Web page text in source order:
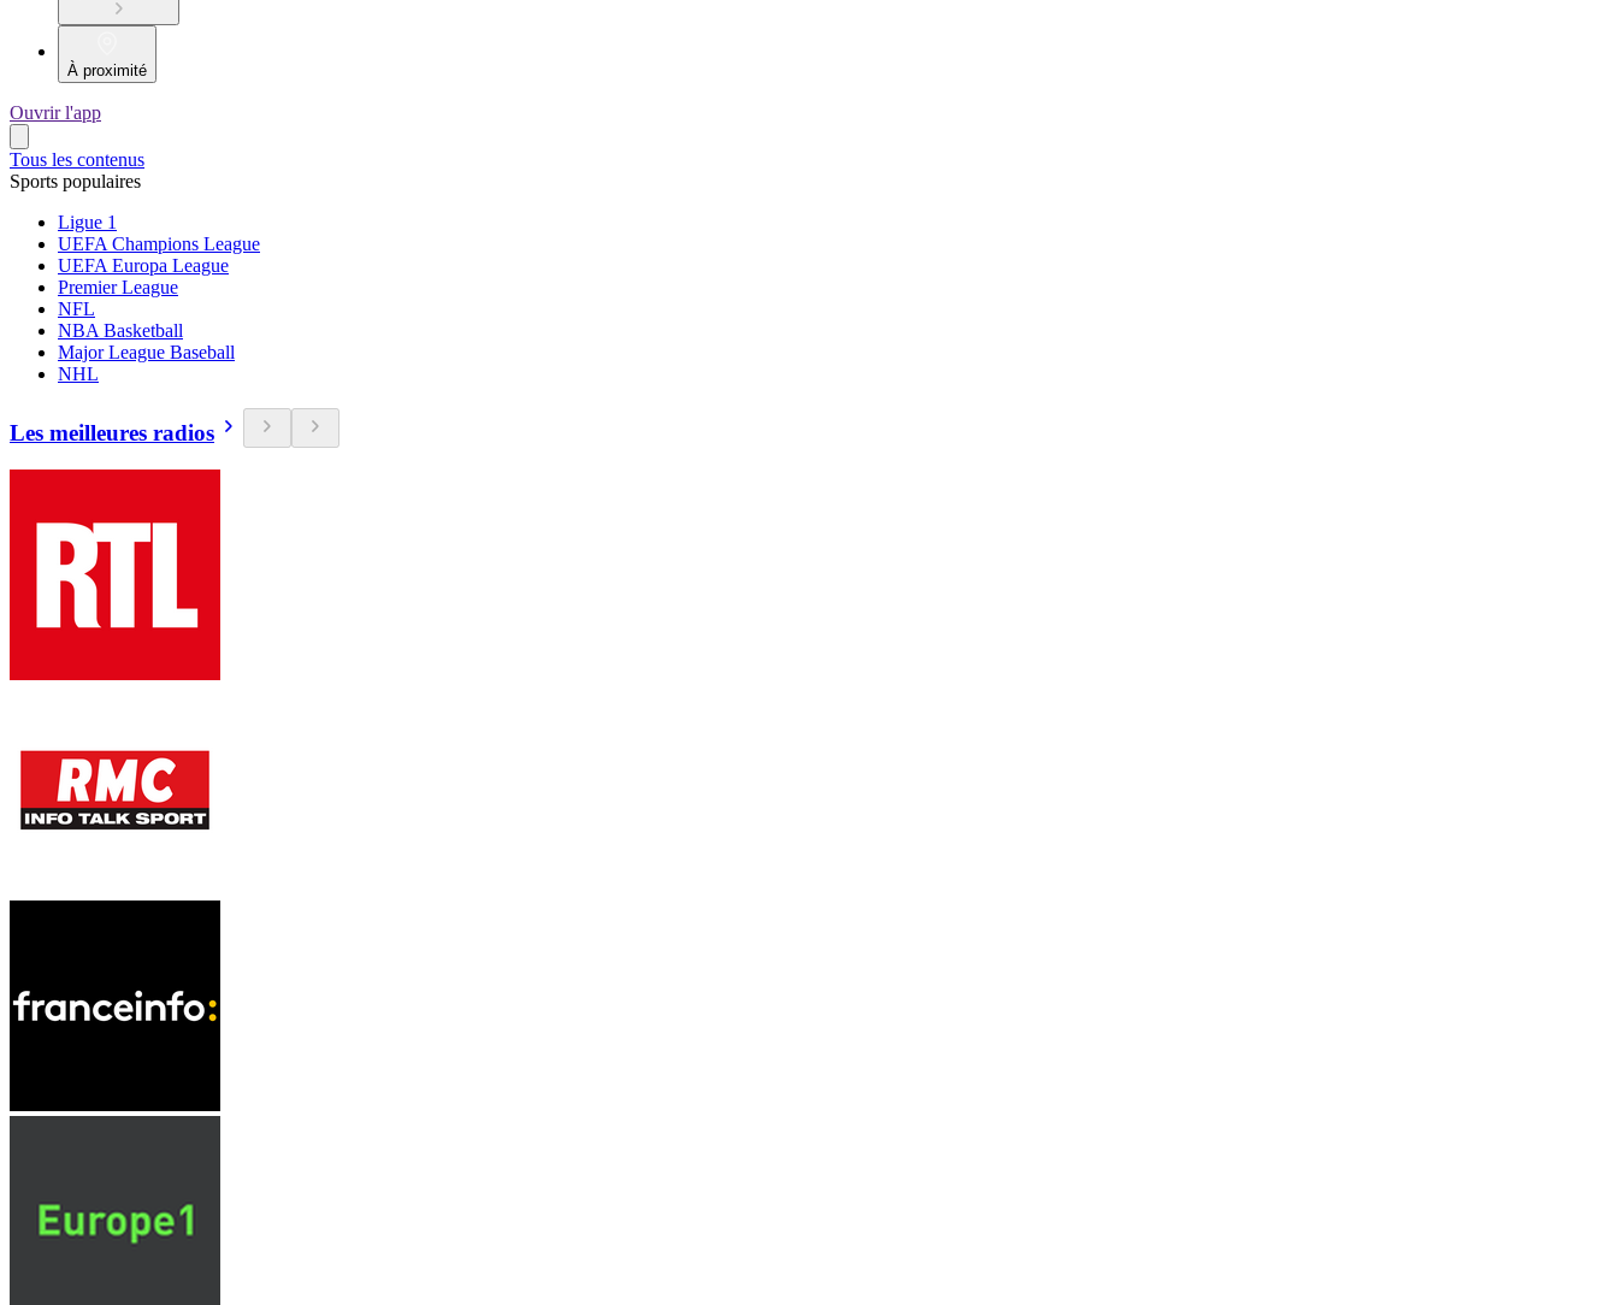
À proximité
Ouvrir l'app
Tous les contenus
Sports populaires
Ligue 1
UEFA Champions League
UEFA Europa League
Premier League
NFL
NBA Basketball
Major League Baseball
NHL
Les meilleures radios